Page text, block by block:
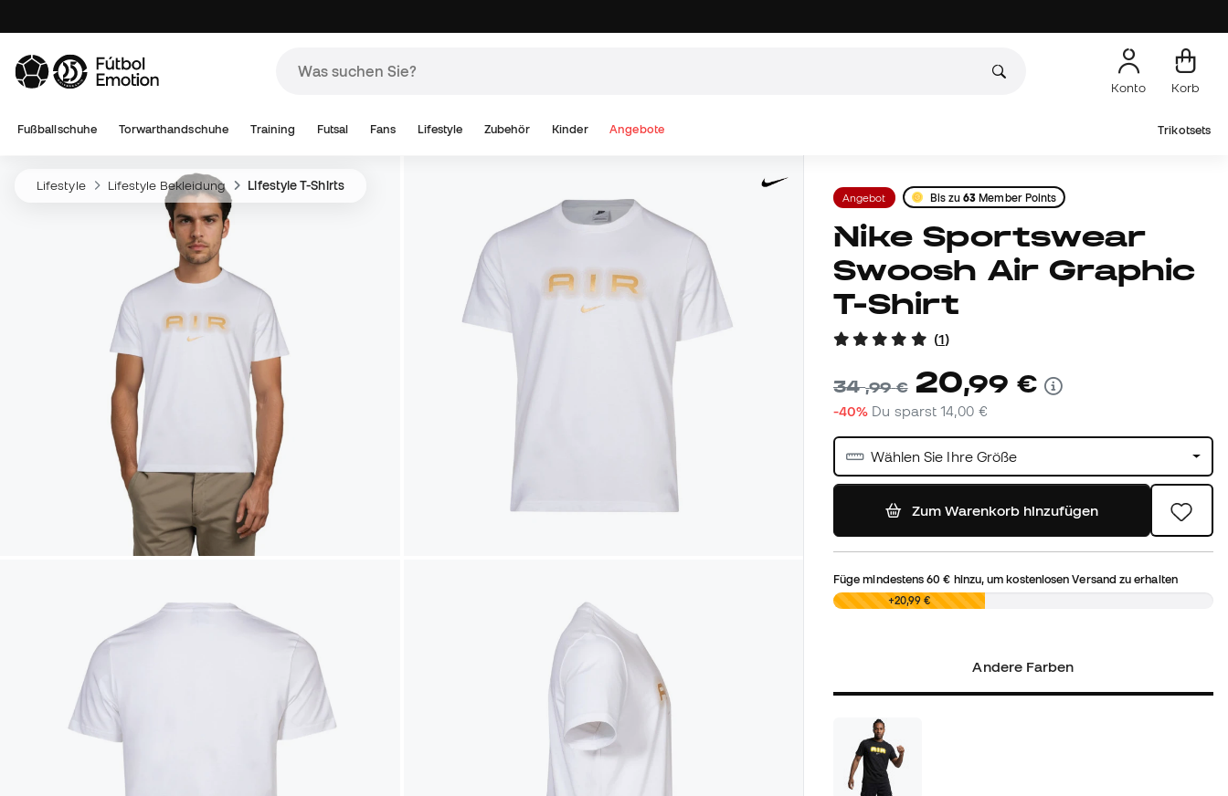
Konto Korb
Fußballschuhe Torwarthandschuhe Training Futsal Fans Lifestyle Zubehör Kinder Angebote Trikotsets
Lifestyle Lifestyle Bekleidung Lifestyle T-Shirts
Angebot Bis zu63 Member Points
Nike Sportswear
Swoosh Air Graphic
T-Shirt
(1)
34,99 € 20,99 €
-40% Du sparst14,00 €
Wählen Sie Ihre Größe
Zum Warenkorb hinzufügen
Füge mindestens60 € hinzu, um kostenlosen Versand zu erhalten
0,00 € +20,99 €
Andere Farben